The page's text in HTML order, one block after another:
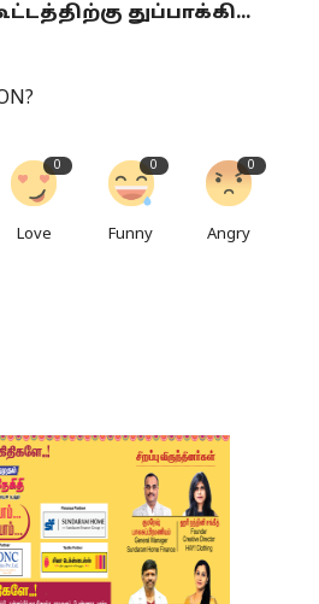
துப்பாக்கி...
0
Love
0
Funny
0
Angry